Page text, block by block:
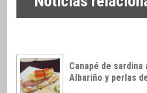
Canapé de sardina
Albariño y perlas